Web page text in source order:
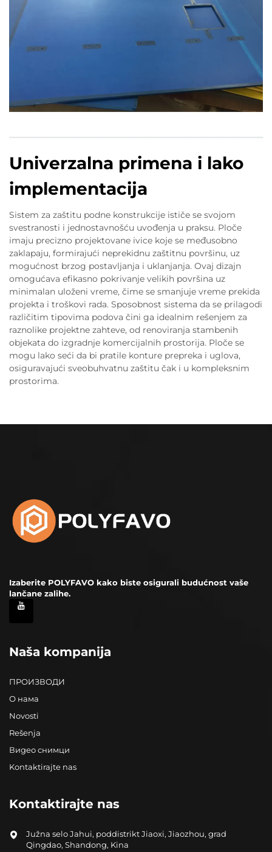
Univerzalna primena i lako
implementacija
Sistem za zaštitu podne konstrukcije ističe se svojom
svestranosti i jednostavnošću uvođenja u praksu. Ploče
imaju precizno projektovane ivice koje se međusobno
zaklapaju, formirajući neprekidnu zaštitnu površinu, uz
mogućnost brzog postavljanja i uklanjanja. Ovaj dizajn
omogućava efikasno pokrivanje velikih površina uz
minimalan uloženi vreme, čime se smanjuje vreme prekida
projekta i troškovi rada. Sposobnost sistema da se prilagodi
različitim tipovima podova čini ga idealnim rešenjem za
raznolike projektne zahteve, od renoviranja stambenih
objekata do izgradnje komercijalnih prostorija. Ploče se
mogu lako seći da bi pratile konture prepreka i uglova,
osiguravajući sveobuhvatnu zaštitu čak i u kompleksnim
prostorima.
Izaberite POLYFAVO kako biste osigurali budućnost vaše
lančane zalihe.
Naša kompanija
ПРОИЗВОДИ
О нама
Novosti
Rešenja
Видео снимци
Kontaktirajte nas
Kontaktirajte nas
Južna selo Jahui, poddistrikt Jiaoxi, Jiaozhou, grad
Qingdao, Shandong, Kina